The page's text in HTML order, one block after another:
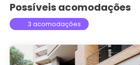
Possíveis acomodações
3 acomodações